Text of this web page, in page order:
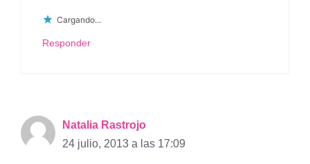
Cargando...
Responder
Natalia Rastrojo
24 julio, 2013 a las 17:09